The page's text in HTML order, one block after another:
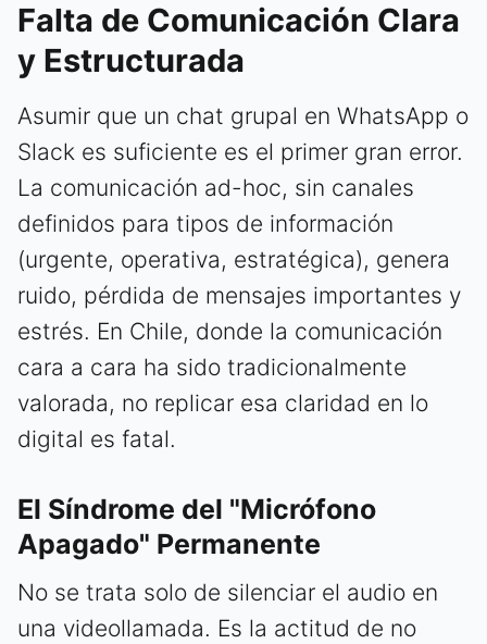
Falta de Comunicación Clara
y Estructurada
Asumir que un chat grupal en WhatsApp o
Slack es suficiente es el primer gran error.
La comunicación ad-hoc, sin canales
definidos para tipos de información
(urgente, operativa, estratégica), genera
ruido, pérdida de mensajes importantes y
estrés. En Chile, donde la comunicación
cara a cara ha sido tradicionalmente
valorada, no replicar esa claridad en lo
digital es fatal.
El Síndrome del "Micrófono
Apagado" Permanente
No se trata solo de silenciar el audio en
una videollamada. Es la actitud de no